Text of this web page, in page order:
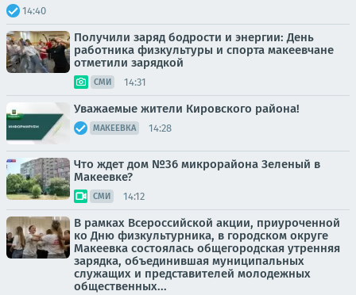
14:40
Получили заряд бодрости и энергии: День
работника физкультуры и спорта макеевчане
отметили зарядкой
СМИ 14:31
Уважаемые жители Кировского района!
МАКЕЕВКА 14:28
Что ждет дом №36 микрорайона Зеленый в
Макеевке?
СМИ 14:12
В рамках Всероссийской акции, приуроченной
ко Дню физкультурника, в городском округе
Макеевка состоялась общегородская утренняя
зарядка, объединившая муниципальных
служащих и представителей молодежных
общественных...